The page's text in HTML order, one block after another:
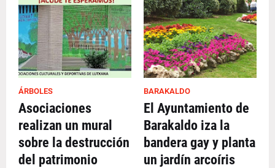
ÁRBOLES
Asociaciones
realizan un mural
sobre la destrucción
del patrimonio
BARAKALDO
El Ayuntamiento de
Barakaldo iza la
bandera gay y planta
un jardín arcoíris